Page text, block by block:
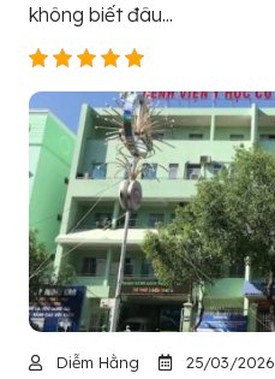
không biết đâu...
Diễm Hằng 25/03/2026